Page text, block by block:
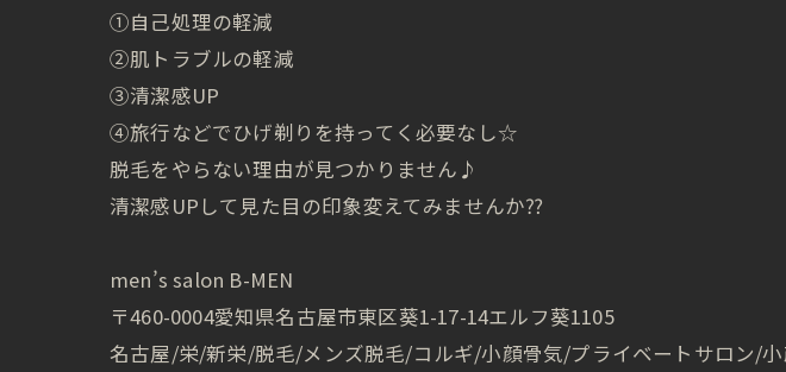
①自己処理の軽減
②肌トラブルの軽減
③清潔感UP
④旅行などでひげ剃りを持ってく必要なし☆
脱毛をやらない理由が見つかりません♪
清潔感UPして見た目の印象変えてみませんか⁇
men’s salon B-MEN
〒460-0004愛知県名古屋市東区葵1-17-14エルフ葵1105
名古屋/栄/新栄/脱毛/メンズ脱毛/コルギ/小顔骨気/プライベートサロン/